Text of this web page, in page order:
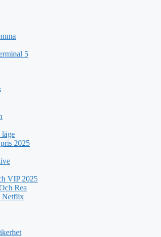
5
2025
VIP 2025
Rea
Netflix